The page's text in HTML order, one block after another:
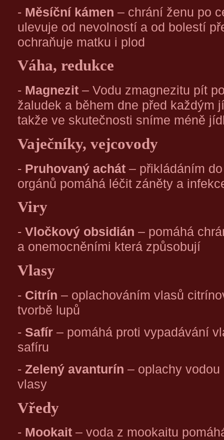
- Měsíční kámen – chrání ženu po
ulevuje od nevolností a od bolestí
ochraňuje matku i plod
Váha, redukce
- Magnezit – Vodu zmagnezitu pít
žaludek a během dne před každým
takže ve skutečnosti sníme méně
Vaječníky, vejcovody
- Pruhovaný achát – přikládáním
orgánů pomáhá léčit záněty a
Viry
- Vločkový obsidián – pomáhá
a onemocněními která způsobují
Vlasy
- Citrín – oplachováním vlasů
tvorbě lupů
- Safír – pomáhá proti vypadávání
safíru
- Zelený avanturín – oplachy
vlasy
Vředy
- Mookait – voda z mookaitu